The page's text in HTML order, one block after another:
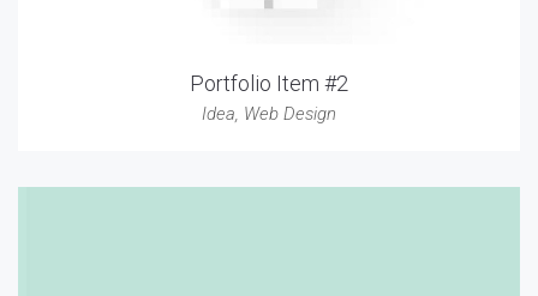
Portfolio Item #2
Idea, Web Design